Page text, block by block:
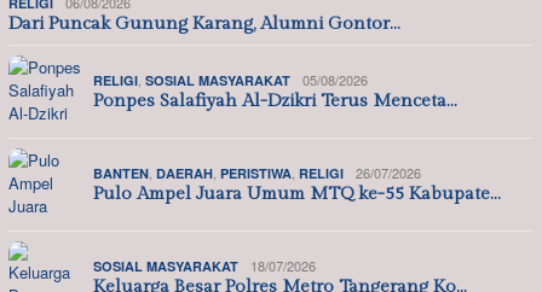
Dari Puncak Gunung Karang, Alumni Gontor…
RELIGI SOSIAL MASYARAKAT 05/08/2026
Ponpes Salafiyah Al-Dzikri Terus Menceta…
BANTEN DAERAH PERISTIWA RELIGI 26/07/2026
Pulo Ampel Juara Umum MTQ ke-55 Kabupate…
SOSIAL MASYARAKAT 18/07/2026
Keluarga Besar Polres Metro Tangerang Ko…